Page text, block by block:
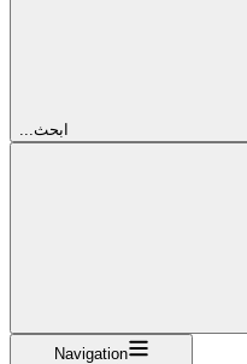
...ابحث
Navigation